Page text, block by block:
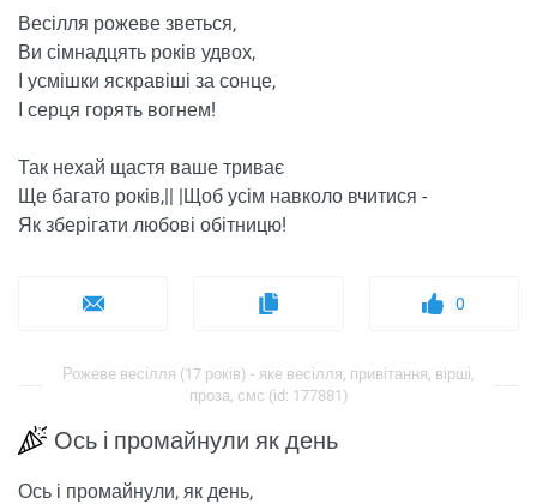
Весілля рожеве зветься,
Ви сімнадцять років удвох,
І усмішки яскравіші за сонце,
І серця горять вогнем!
Так нехай щастя ваше триває
Ще багато років,|| |Щоб усім навколо вчитися -
Як зберігати любові обітницю!
0
Рожеве весілля (17 років) - яке весілля, привітання, вірші,
проза, смс (id: 177881)
Ось і промайнули як день
Ось і промайнули, як день,